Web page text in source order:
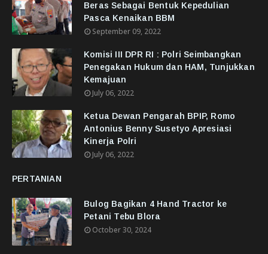
Beras Sebagai Bentuk Kepedulian
Pasca Kenaikan BBM
September 09, 2022
Komisi III DPR RI : Polri Seimbangkan
Penegakan Hukum dan HAM, Tunjukkan
Kemajuan
July 06, 2022
Ketua Dewan Pengarah BPIP, Romo
Antonius Benny Susetyo Apresiasi
Kinerja Polri
July 06, 2022
PERTANIAN
Bulog Bagikan 4 Hand Tractor ke
Petani Tebu Blora
October 30, 2024